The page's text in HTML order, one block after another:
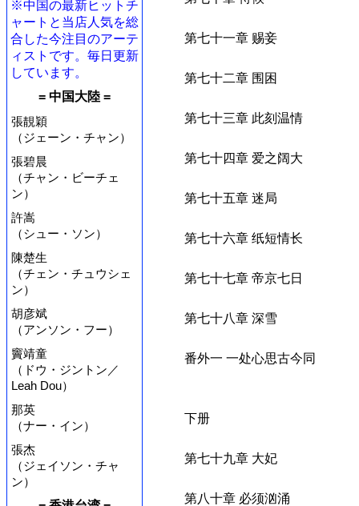
※中国の最新ヒットチ
ャートと当店人気を総
合した今注目のアーテ
ィストです。毎日更新
しています。
= 中国大陸 =
張靚穎
（ジェーン・チャン）
張碧晨
（チャン・ビーチェ
ン）
許嵩
（シュー・ソン）
陳楚生
（チェン・チュウシェ
ン）
胡彦斌
（アンソン・フー）
竇靖童
（ドウ・ジントン／
Leah Dou）
那英
（ナー・イン）
張杰
（ジェイソン・チャ
ン）
第七十一章 赐妾
第七十二章 围困
第七十三章 此刻温情
第七十四章 爱之阔大
第七十五章 迷局
第七十六章 纸短情长
第七十七章 帝京七日
第七十八章 深雪
番外一 一处心思古今同
下册
第七十九章 大妃
第八十章 必须汹涌